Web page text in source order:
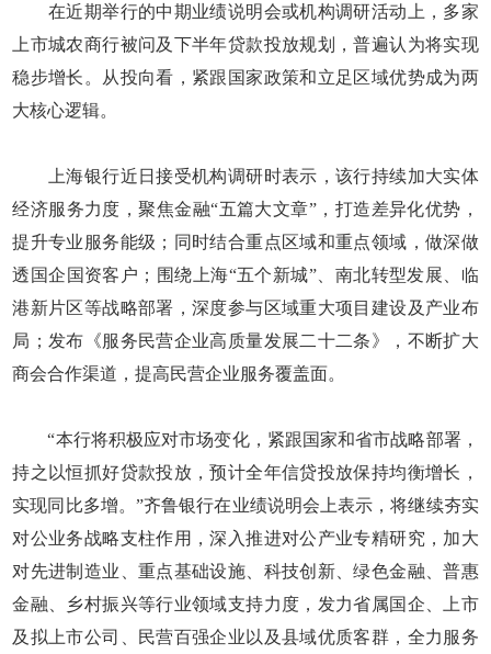
在近期举行的中期业绩说明会或机构调研活动上，多家
上市城农商行被问及下半年贷款投放规划，普遍认为将实现
稳步增长。从投向看，紧跟国家政策和立足区域优势成为两
大核心逻辑。
上海银行近日接受机构调研时表示，该行持续加大实体
经济服务力度，聚焦金融“五篇大文章”，打造差异化优势，
提升专业服务能级；同时结合重点区域和重点领域，做深做
透国企国资客户；围绕上海“五个新城”、南北转型发展、临
港新片区等战略部署，深度参与区域重大项目建设及产业布
局；发布《服务民营企业高质量发展二十二条》，不断扩大
商会合作渠道，提高民营企业服务覆盖面。
“本行将积极应对市场变化，紧跟国家和省市战略部署，
持之以恒抓好贷款投放，预计全年信贷投放保持均衡增长，
实现同比多增。”齐鲁银行在业绩说明会上表示，将继续夯实
对公业务战略支柱作用，深入推进对公产业专精研究，加大
对先进制造业、重点基础设施、科技创新、绿色金融、普惠
金融、乡村振兴等行业领域支持力度，发力省属国企、上市
及拟上市公司、民营百强企业以及县域优质客群，全力服务